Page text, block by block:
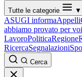
Tutte le categorie ▼
ASUGI informaAppelli
abbiamo provato per voi
LavoroPoliticaRegione
RicercaSegnalazioni
Cerca